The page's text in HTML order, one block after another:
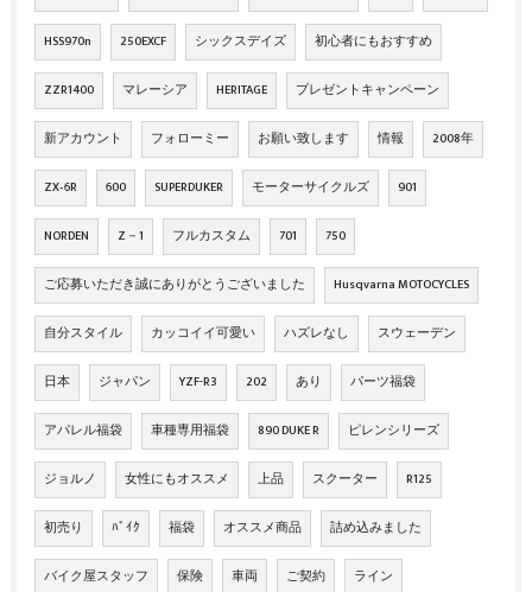
HSS970n 250EXCF シックスデイズ 初心者にもおすすめ
ZZR1400 マレーシア HERITAGE プレゼントキャンペーン
新アカウント フォローミー お願い致します 情報 2008年
ZX‐6R 600 SUPERDUKER モーターサイクルズ 901
NORDEN Z－1 フルカスタム 701 750
ご応募いただき誠にありがとうございました Husqvarna MOTOCYCLES
自分スタイル カッコイイ可愛い ハズレなし スウェーデン
日本 ジャパン YZF-R3 202 あり パーツ福袋
アパレル福袋 車種専用福袋 890 DUKE R ピレンシリーズ
ジョルノ 女性にもオススメ 上品 スクーター R125
初売り ﾊﾞｲｸ 福袋 オススメ商品 詰め込みました
バイク屋スタッフ 保険 車両 ご契約 ライン